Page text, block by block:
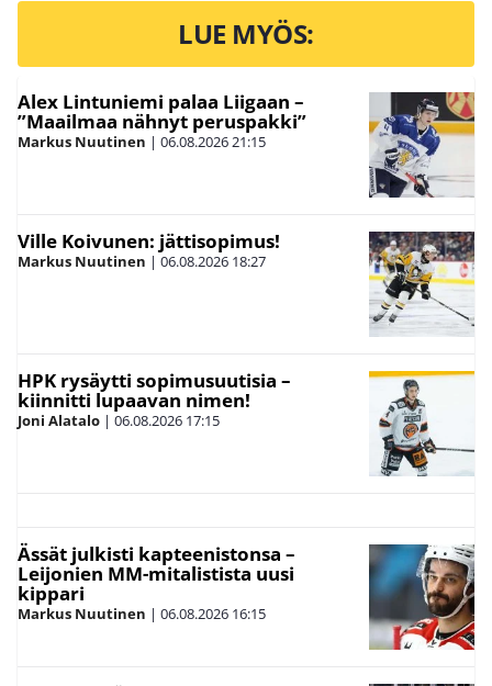
LUE MYÖS:
Alex Lintuniemi palaa Liigaan –
”Maailmaa nähnyt peruspakki”
Markus Nuutinen | 06.08.202621:15
Ville Koivunen: jättisopimus!
Markus Nuutinen | 06.08.2026 18:27
HPK rysäytti sopimusuutisia –
kiinnitti lupaavan nimen!
Joni Alatalo | 06.08.2026 17:15
Ässät julkisti kapteenistonsa –
Leijonien MM-mitalistista uusi
kippari
Markus Nuutinen | 06.08.2026 16:15